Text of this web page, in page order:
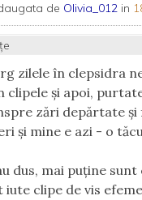
de Olivia_012 in
zilele în clepsidra
clipele şi apoi,
zări depărtate
şi mine e azi - o
dus, mai puține sunt
iute clipe de vis